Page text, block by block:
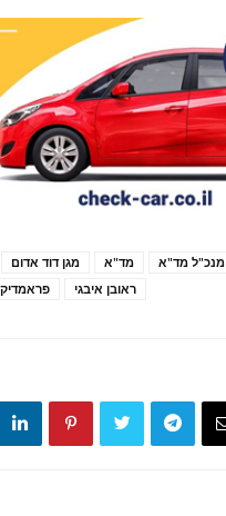
מגן דוד אדום מד"א מנכ"ל מד"א
ראובן איבגי